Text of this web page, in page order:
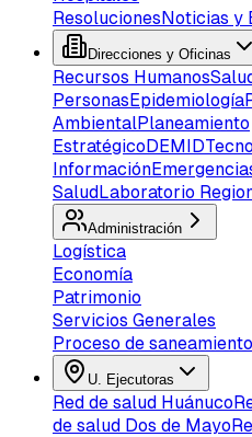
ResolucionesNoticias y
Direcciones y Oficinas
Recursos Humanos
PersonasEpidemiología
AmbientalPlaneamiento
EstratégicoDEMID
Información
SaludLaboratorio
Administración
Logística
Economía
Patrimonio
Servicios Generales
Proceso de
U. Ejecutoras
Red de salud Huánuco
de salud Dos de Mayo